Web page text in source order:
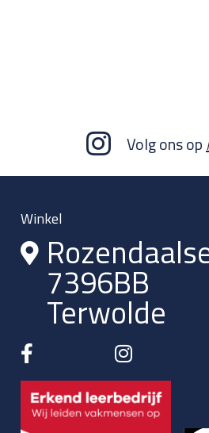
Volg ons op
Winkel
7396BB
Terwolde